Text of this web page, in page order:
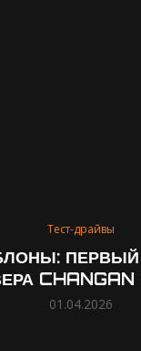
Тест-драйвы
ПЕРВЫЙ
01.04.2026